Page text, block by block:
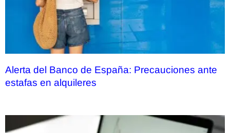
Alerta del Banco de España: Precauciones ante
estafas en alquileres